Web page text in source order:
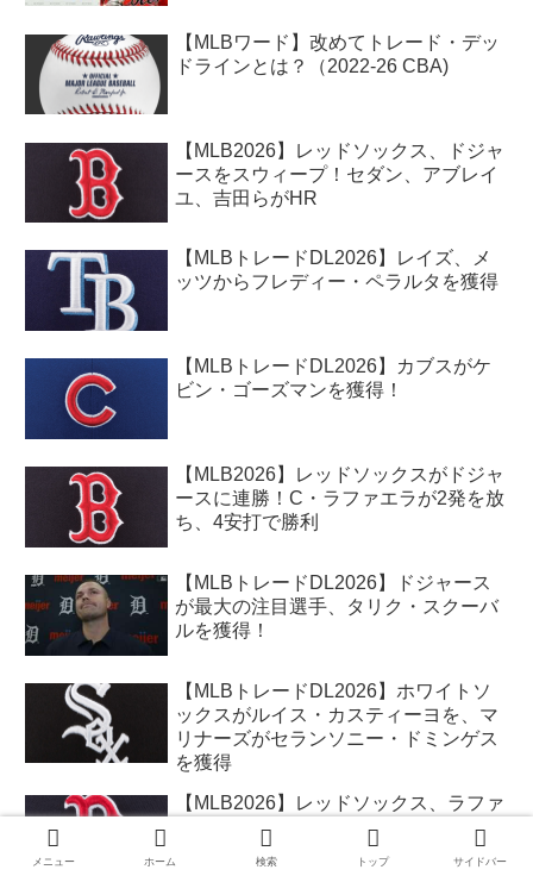
【MLBワード】改めてトレード・デッ
ドラインとは？（2022-26 CBA)
【MLB2026】レッドソックス、ドジャ
ースをスウィープ！セダン、アブレイ
ユ、吉田らがHR
【MLBトレードDL2026】レイズ、メ
ッツからフレディー・ペラルタを獲得
【MLBトレードDL2026】カブスがケ
ビン・ゴーズマンを獲得！
【MLB2026】レッドソックスがドジャ
ースに連勝！C・ラファエラが2発を放
ち、4安打で勝利
【MLBトレードDL2026】ドジャース
が最大の注目選手、タリク・スクーバ
ルを獲得！
【MLBトレードDL2026】ホワイトソ
ックスがルイス・カスティーヨを、マ
リナーズがセランソニー・ドミンゲス
を獲得
【MLB2026】レッドソックス、ラファ
エラのHRでドジャースとのシーソー
ゲームに勝利！吉田もマルチ安打！大
メニュー ホーム 検索 トップ サイドバー